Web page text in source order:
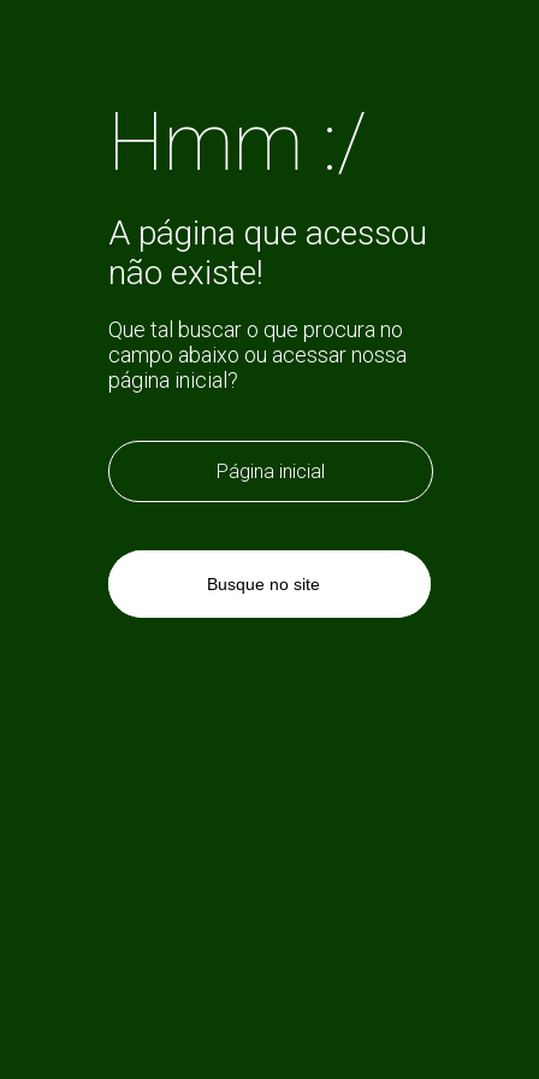
Hmm :/
A página que acessou
não existe!
Que tal buscar o que procura no
campo abaixo ou acessar nossa
página inicial?
Página inicial